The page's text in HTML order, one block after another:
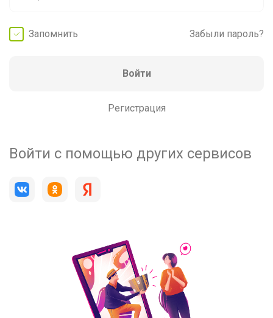
Запомнить Забыли пароль?
Войти
Регистрация
Войти с помощью других сервисов